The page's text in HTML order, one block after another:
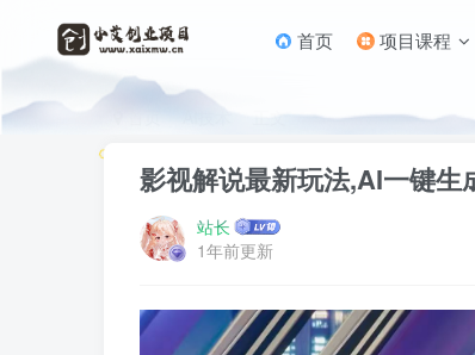
首页 项目课程
首页 正文
影视解说最新玩法,AI一键生
站长
1年前更新